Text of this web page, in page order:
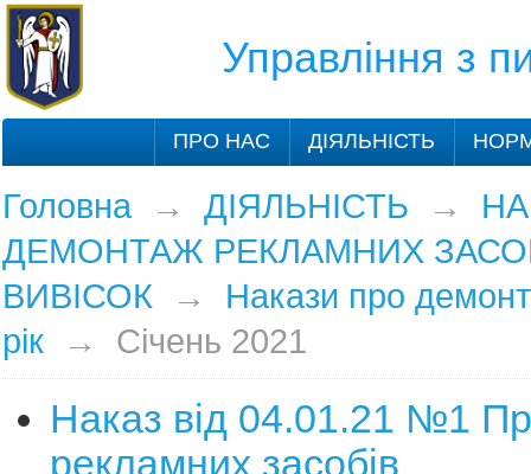
Управління з
ПРО НАС ДІЯЛЬНІСТЬ
Головна→ ДІЯЛЬНІСТЬ →
ДЕМОНТАЖ РЕКЛАМНИХ
ВИВІСОК → Накази про
рік→ Січень 2021
Наказ від 04.01.21 №1
рекламних засобів